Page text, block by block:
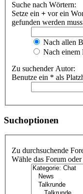
Suche nach Wörtern:
Setze ein + vor ein
gefunden werden
Nach allen
Nach einem
Zu suchender Autor:
Benutze ein * als
Suchoptionen
Zu durchsuchende
Wähle das Forum